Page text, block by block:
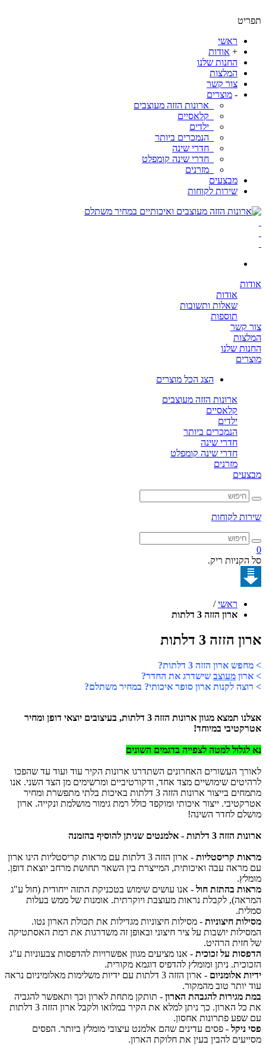
ראשי
אודות
החנות שלנו
המלצות
צור קשר
מוצרים
ארונות הזזה מעוצבים
קלאסיים
ילדים
הנמכרים ביותר
חדרי שינה
חדרי שינה קומפלט
מזרנים
מבצעים
שירות לקוחות
אודות
שאלות ותשובות
תוספות
קשר
שלנו
הצג הכל מוצרים
ארונות הזזה מעוצבים
קלאסיים
הנמכרים ביותר
חדרי שינה
חדרי שינה קומפלט
מזרנים
לקוחות
ריק.
ראשי
/
ארון הזזה 3 דלתות
3 דלתות
ארון הזזה 3 דלתות?
מעוצבשישדרג את החדר?
לקנות ארון סופר איכותי? במחיר משתלם?
אצלנו תמצא מגוון ארונות הזזה 3 דלתות, בעיצובים יוצאי דופן ומחיר
במיוחד!
למטה לצפייה בדגמים השונים
העשורים האחרונים השתדרגו ארונות הקיר עוד ועוד עד שהפכו
שימושיים מצד אחד, ודקורטיביים ומרשימים מן הצד השני. אנו
מתמחים בייצור ארונות הזזה 3 דלתות באיכות בלתי מתפשרת ומחיר
ייצור איכותי ומוקפד כולל רמת גימור מושלמת ונקייה. ארון
לחדר השינה!
- אלמנטים שניתן להוסיף בהזמנה
קריסטליות
- ארון הזזה 3 דלתות עם מראות קריסטליות הינו ארון
עבה ואיכותית, המייצרת בין השאר תחושת מרחב יוצאת דופן.
בהתזת חול- אנו עושים שימוש בטכניקת התזה ייחודית (חול ע"ג
לקבלת נראות מעוצבת ויוקרתית. אומנות של ממש בעלות
חיצוניות- מסילות חיצוניות מגדילות את תכולת הארון נטו.
יושבות על ציר חיצוני ובאופן זה משדרגות את רמת האסתטיקה
הרהיט.
על זכוכית- אנו מציעים מגוון אפשרויות להדפסות צבעוניות ע"ג
ניתן ומומלץ להדפיס דוגמא מקורית.
אלומניום
- ארון הזזה 3 דלתות עם ידיות משלימות מאלומיניום נראה
טוב מהמקור.
להגבהת הארון- תותקן מתחת לארון וכך ותאפשר להגביה
את כל הארון. כך ניתן למלא את הקיר במלואו ולקבל ארון הזזה 3 דלתות
פתרונות אחסון.
- פסים עדינים שהם אלמנט עיצובי מומלץ ביותר. הפסים
להבין בעין את חלוקת הארון.